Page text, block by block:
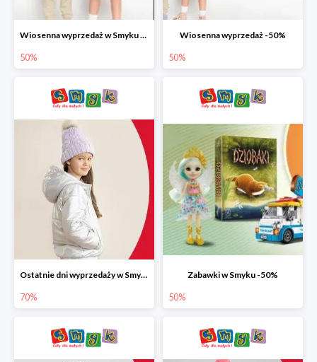
Wiosenna wyprzedaż w Smyku do -50%
50%
Wiosenna wyprzedaż -50%
50%
Ostatnie dni wyprzedaży w Smyku do -70%
70%
Zabawki w Smyku -50%
50%